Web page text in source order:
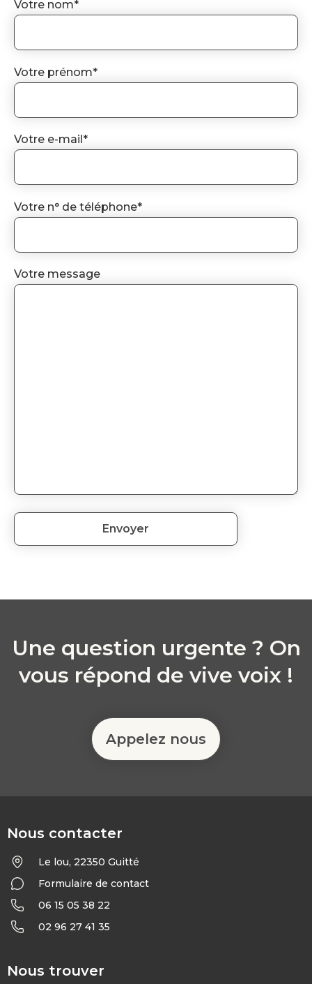
Votre nom*
Votre prénom*
Votre e-mail*
Votre n° de téléphone*
Votre message
Une question urgente ? On
vous répond de vive voix !
Appelez nous
Nous contacter
Le lou, 22350 Guitté
Formulaire de contact
06 15 05 38 22
02 96 27 41 35
Nous trouver